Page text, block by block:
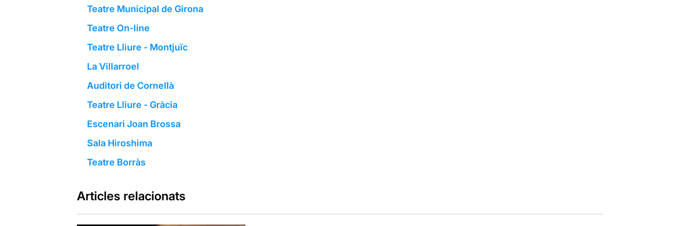
Teatre Municipal de Girona
Teatre On-line
Teatre Lliure - Montjuïc
La Villarroel
Auditori de Cornellà
Teatre Lliure - Gràcia
Escenari Joan Brossa
Sala Hiroshima
Teatre Borràs
Articles relacionats